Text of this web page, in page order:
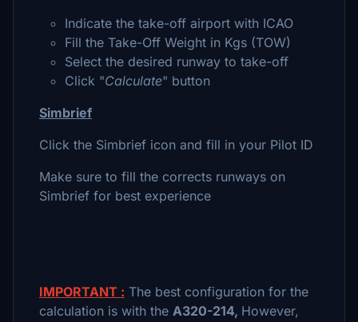
Indicate the take-off airport with ICAO
Fill the Take-Off Weight in Kgs (TOW)
Select the desired runway to take-off
Click "Calculate" button
Simbrief
Click the Simbrief icon and fill in your Pilot ID
Make sure to fill the corrects runways on
Simbrief for best experience
IMPORTANT : The best configuration for the
calculation is with the A320-214, However,